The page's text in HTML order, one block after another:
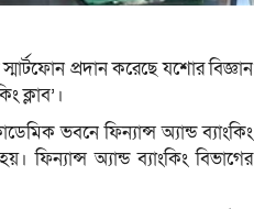
প্রদান করেছে যশোর বিজ্ঞান
ক্লাব’।
ভবনে ফিন্যান্স অ্যান্ড ব্যাংকিং
ফিন্যান্স অ্যান্ড ব্যাংকিং বিভাগের